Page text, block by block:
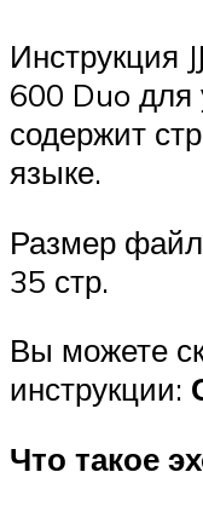
Инструкция
600 Duo для
содержит
языке.
Размер
35 стр.
Вы можете
инструкции:
Что такое